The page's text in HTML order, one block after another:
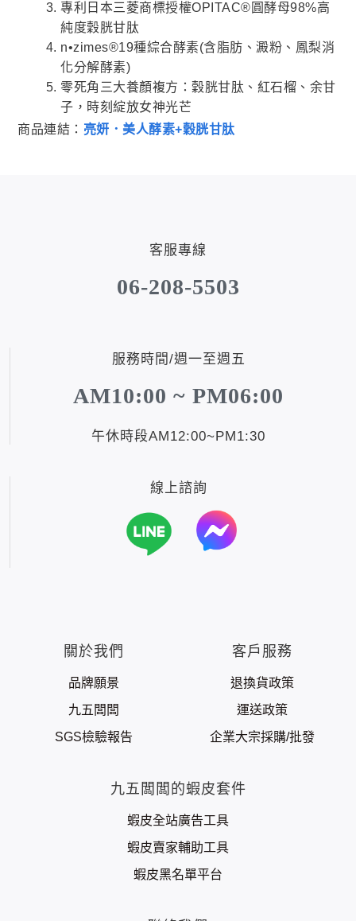
專利日本三菱商標授權OPITAC®圓酵母98%高
純度穀胱甘肽​​
n•zimes®19種綜合酵素(含脂肪、澱粉、鳳梨消
化分解酵素)
零死角三大養顏複方：穀胱甘肽、紅石榴、余甘
子，時刻綻放女神光芒
商品連結： 亮妍．美人酵素+穀胱甘肽
客服專線
06-208-5503
服務時間/週一至週五
AM10:00 ~ PM06:00
午休時段AM12:00~PM1:30
線上諮詢
關於我們
品牌願景
九五闆闆
SGS檢驗報告
客戶服務
退換貨政策
運送政策
企業大宗採購/批發
九五闆闆的蝦皮套件
蝦皮全站廣告工具
蝦皮賣家輔助工具
蝦皮黑名單平台